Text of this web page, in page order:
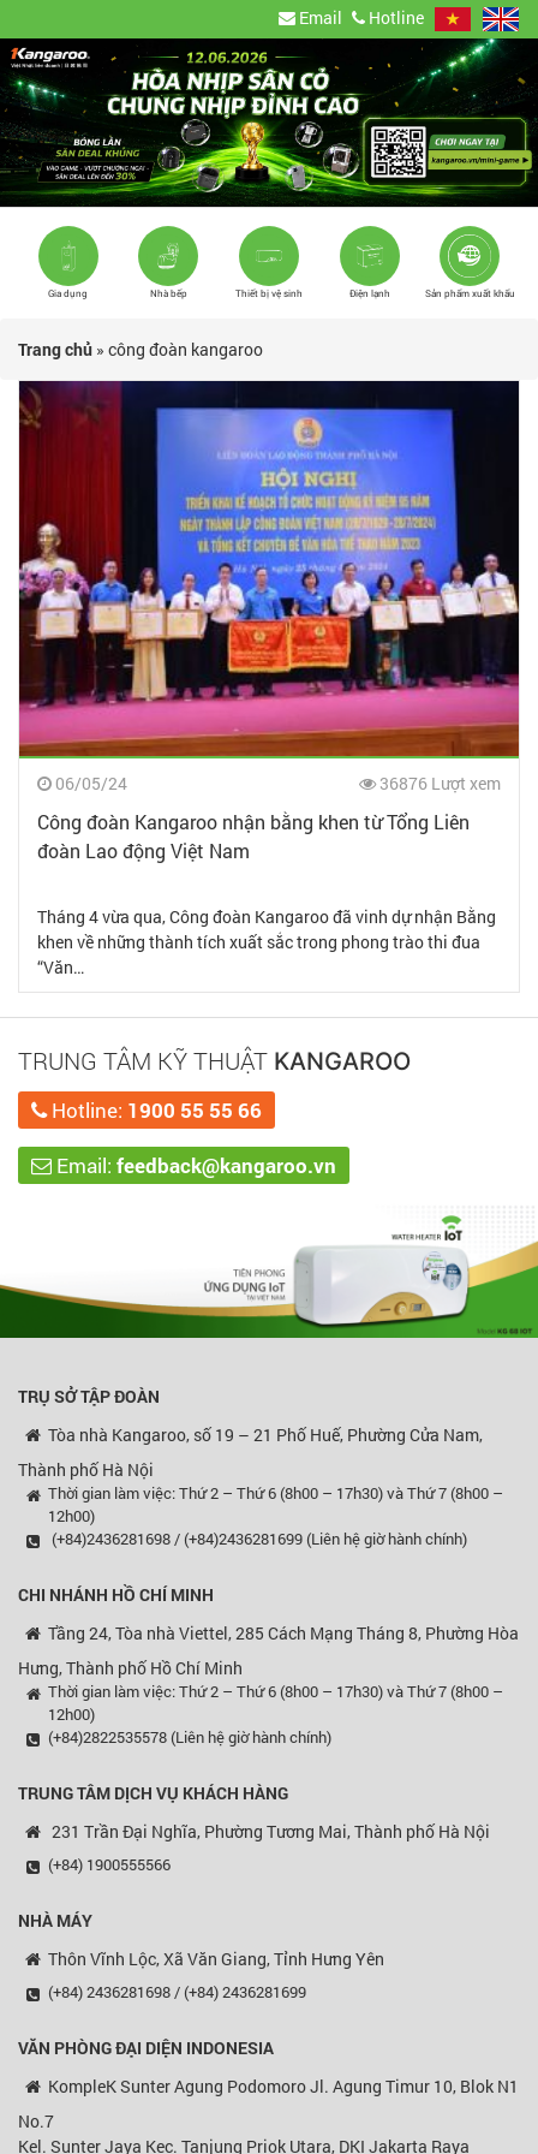
Email Hotline
Gia dụng Nhà bếp Thiết bị vệ sinh Điện lạnh Sản phẩm xuất khẩu
Trang chủ » công đoàn kangaroo
06/05/24 36876 Lượt xem
Công đoàn Kangaroo nhận bằng khen từ Tổng Liên
đoàn Lao động Việt Nam
Tháng 4 vừa qua, Công đoàn Kangaroo đã vinh dự nhận Bằng
khen về những thành tích xuất sắc trong phong trào thi đua
“Văn…
TRUNG TÂM KỸ THUẬT KANGAROO
Hotline: 1900 55 55 66
Email: feedback@kangaroo.vn
TRỤ SỞ TẬP ĐOÀN
Tòa nhà Kangaroo, số 19 – 21 Phố Huế, Phường Cửa Nam,
Thành phố Hà Nội
Thời gian làm việc: Thứ 2 – Thứ 6 (8h00 – 17h30) và Thứ 7 (8h00 –
12h00)
(+84)2436281698 / (+84)2436281699 (Liên hệ giờ hành chính)
CHI NHÁNH HỒ CHÍ MINH
Tầng 24, Tòa nhà Viettel, 285 Cách Mạng Tháng 8, Phường Hòa
Hưng, Thành phố Hồ Chí Minh
Thời gian làm việc: Thứ 2 – Thứ 6 (8h00 – 17h30) và Thứ 7 (8h00 –
12h00)
(+84)2822535578 (Liên hệ giờ hành chính)
TRUNG TÂM DỊCH VỤ KHÁCH HÀNG
231 Trần Đại Nghĩa, Phường Tương Mai, Thành phố Hà Nội
(+84) 1900555566
NHÀ MÁY
Thôn Vĩnh Lộc, Xã Văn Giang, Tỉnh Hưng Yên
(+84) 2436281698 / (+84) 2436281699
VĂN PHÒNG ĐẠI DIỆN INDONESIA
KompleK Sunter Agung Podomoro Jl. Agung Timur 10, Blok N1
No.7
Kel. Sunter Jaya Kec. Tanjung Priok Utara, DKI Jakarta Raya